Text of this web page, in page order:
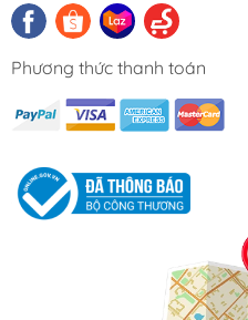
Phương thức thanh toán